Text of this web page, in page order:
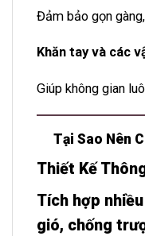
Đảm bảo gọn
Khăn tay và các
Giúp không gian
Tại Sao Nên
Thiết Kế
Tích hợp
gió, chống